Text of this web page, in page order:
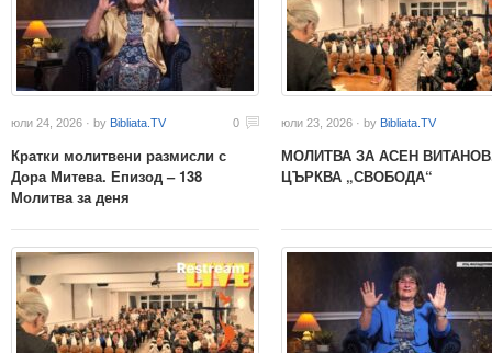
юли 24, 2026 · by Bibliata.TV 0
Кратки молитвени размисли с
Дора Митева. Епизод – 138
Молитва за деня
юли 23, 2026 · by Bibliata.TV
МОЛИТВА ЗА АСЕН
ЦЪРКВА „СВОБОДА“